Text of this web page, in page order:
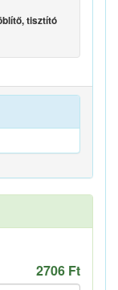
tisztító
2706 Ft